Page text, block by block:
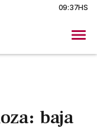
09:37HS
baja